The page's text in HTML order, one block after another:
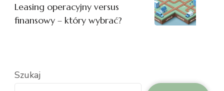
Leasing operacyjny versus
finansowy – który wybrać?
Szukaj